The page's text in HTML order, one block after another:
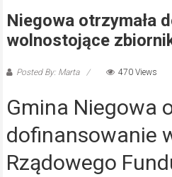
Niegowa otrzymała
wolnostojące
Posted By: Marta 470 Views
Gmina Niegowa
dofinansowanie
Rządowego